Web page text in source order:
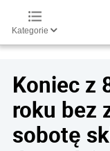
Kategorie
Koniec z
roku bez
sobotę